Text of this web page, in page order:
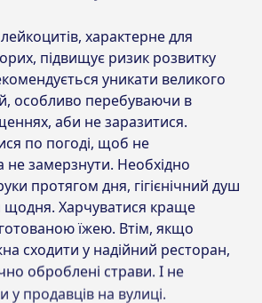
характерне для
підвищує ризик розвитку
уникати великого
особливо перебуваючи в
аби не заразитися.
по погоді, щоб не
не замерзнути. Необхідно
протягом дня, гігієнічний душ
Харчуватися краще
їжею. Втім, якщо
сходити у надійний ресторан,
оброблені страви. І не
у продавців на вулиці.